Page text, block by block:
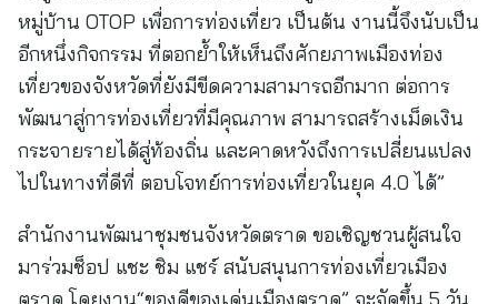
หมู่บ้าน OTOP เพื่อการท่องเที่ยว เป็นต้น งานนี้จึงนับเป็น
อีกหนึ่งกิจกรรม ที่ตอกย้ำให้เห็นถึงศักยภาพเมืองท่อง
เที่ยวของจังหวัดที่ยังมีขีดความสามารถอีกมาก ต่อการ
พัฒนาสู่การท่องเที่ยวที่มีคุณภาพ สามารถสร้างเม็ดเงิน
กระจายรายได้สู่ท้องถิ่น และคาดหวังถึงการเปลี่ยนแปลง
ไปในทางที่ดีที่ ตอบโจทย์การท่องเที่ยวในยุค 4.0 ได้”
สำนักงานพัฒนาชุมชนจังหวัดตราด ขอเชิญชวนผู้สนใจ
มาร่วมช็อป แชะ ชิม แชร์ สนับสนุนการท่องเที่ยวเมือง